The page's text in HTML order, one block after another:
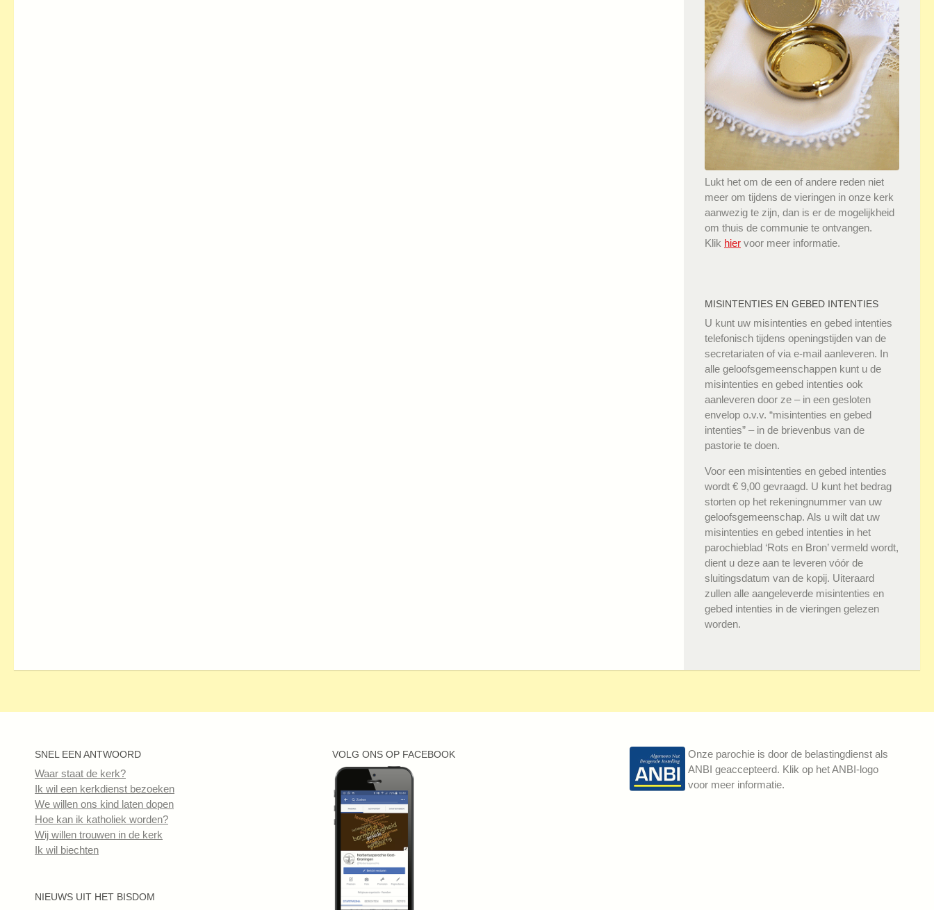
Lukt het om de een of andere reden niet
meer om tijdens de vieringen in onze kerk
aanwezig te zijn, dan is er de mogelijkheid
om thuis de communie te ontvangen.
Klik hier voor meer informatie.
MISINTENTIES EN GEBED INTENTIES
U kunt uw misintenties en gebed intenties
telefonisch tijdens openingstijden van de
secretariaten of via e-mail aanleveren. In
alle geloofsgemeenschappen kunt u de
misintenties en gebed intenties ook
aanleveren door ze – in een gesloten
envelop o.v.v. “misintenties en gebed
intenties” – in de brievenbus van de
pastorie te doen.
Voor een misintenties en gebed intenties
wordt € 9,00 gevraagd. U kunt het bedrag
storten op het rekeningnummer van uw
geloofsgemeenschap. Als u wilt dat uw
misintenties en gebed intenties in het
parochieblad ‘Rots en Bron’ vermeld wordt,
dient u deze aan te leveren vóór de
sluitingsdatum van de kopij. Uiteraard
zullen alle aangeleverde misintenties en
gebed intenties in de vieringen gelezen
worden.
SNEL EEN ANTWOORD
Waar staat de kerk?
Ik wil een kerkdienst bezoeken
We willen ons kind laten dopen
Hoe kan ik katholiek worden?
Wij willen trouwen in de kerk
Ik wil biechten
NIEUWS UIT HET BISDOM
VOLG ONS OP FACEBOOK
Onze parochie is door de belastingdienst als
ANBI geaccepteerd. Klik op het ANBI-logo
voor meer informatie.